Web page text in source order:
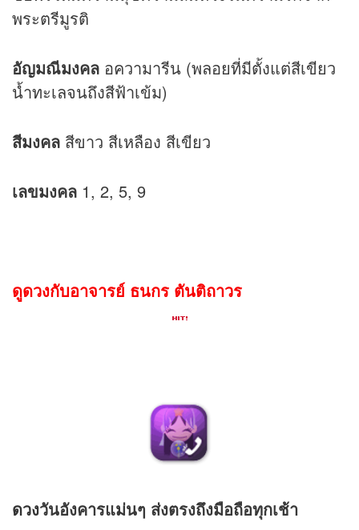
พระตรีมูรติ
อัญมณีมงคล อความารีน (พลอยที่มีตั้งแต่สีเขียว
น้ำทะเลจนถึงสีฟ้าเข้ม)
สีมงคล สีขาว สีเหลือง สีเขียว
เลขมงคล 1, 2, 5, 9
ดูดวงกับอาจารย์ ธนกร ตันติถาวร
ดวงวันอังคารแม่นๆ ส่งตรงถึงมือถือทุกเช้า